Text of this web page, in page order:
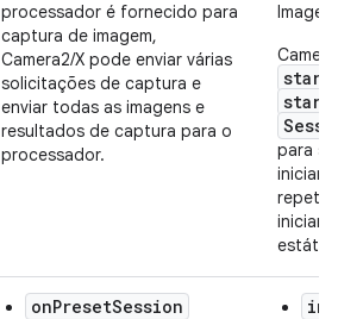
processador é fornecido para
captura de imagem,
Camera2/X pode enviar várias
solicitações de captura e
enviar todas as imagens e
resultados de captura para o
processador.
Image.
para
iniciar
iniciar
onPresetSession